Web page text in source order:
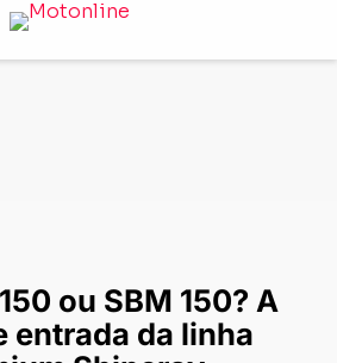
-New JEF 150 ou SBM 150? A moto
ou SBM 150? A
entrada da linha